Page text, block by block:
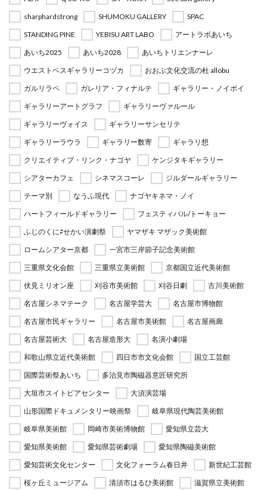
sharphardstrong
SHUMOKU GALLERY
SPAC
STANDING PINE
YEBISU ART LABO
アートラボあいち
あいち2025
あいち2028
あいちトリエンナーレ
ウエストベスギャラリーコヅカ
おおぶ文化交流の杜 allobu
ガルリラペ
ガレリア・フィナルテ
ギャラリー・ノイボイ
ギャラリーアートグラフ
ギャラリーヴァルール
ギャラリーヴォイス
ギャラリーサンセリテ
ギャラリーラウラ
ギャラリー数寄
ギャラリ想
クリエイティブ・リンク・ナゴヤ
ケンジタキギャラリー
シアターカフェ
シネマスコーレ
ジルダールギャラリー
テーマ別
なうふ現代
ナゴヤキネマ・ノイ
ハートフィールドギャラリー
フェスティバル/トーキョー
ふじのくに⇄せかい演劇祭
ヤマザキ マザック美術館
ロームシアター京都
一宮市三岸節子記念美術館
三重県文化会館
三重県立美術館
京都国立近代美術館
伏見ミリオン座
刈谷市美術館 刈谷日劇
古川美術館
名古屋シネマテーク
名古屋学芸大
名古屋市博物館
名古屋市民ギャラリー
名古屋市美術館
名古屋画廊
名古屋芸術大
名古屋造形大
名演小劇場
和歌山県立近代美術館
四日市市文化会館
国立工芸館
国際芸術祭あいち
多治見市陶磁器意匠研究所
大垣市スイトピアセンター
大須演芸場
山形国際ドキュメンタリー映画祭
岐阜県現代陶芸美術館
岐阜県美術館
岡崎市美術博物館
愛知県立芸大
愛知県美術館
愛知県芸術劇場
愛知県陶磁美術館
愛知芸術文化センター
文化フォーラム春日井
新世紀工芸館
桜ヶ丘ミュージアム
清須市はるひ美術館
滋賀県立美術館